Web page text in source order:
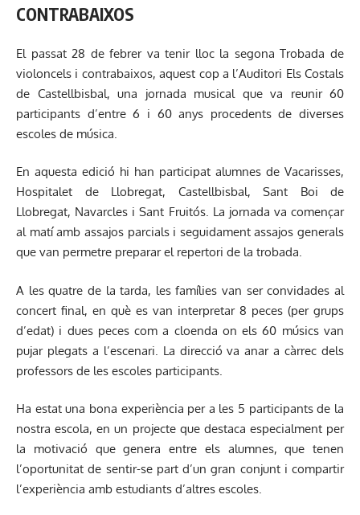
CONTRABAIXOS
El passat 28 de febrer va tenir lloc la segona Trobada de
violoncels i contrabaixos, aquest cop a l’Auditori Els Costals
de Castellbisbal, una jornada musical que va reunir 60
participants d’entre 6 i 60 anys procedents de diverses
escoles de música.
En aquesta edició hi han participat alumnes de Vacarisses,
Hospitalet de Llobregat, Castellbisbal, Sant Boi de
Llobregat, Navarcles i Sant Fruitós. La jornada va començar
al matí amb assajos parcials i seguidament assajos generals
que van permetre preparar el repertori de la trobada.
A les quatre de la tarda, les famílies van ser convidades al
concert final, en què es van interpretar 8 peces (per grups
d’edat) i dues peces com a cloenda on els 60 músics van
pujar plegats a l’escenari. La direcció va anar a càrrec dels
professors de les escoles participants.
Ha estat una bona experiència per a les 5 participants de la
nostra escola, en un projecte que destaca especialment per
la motivació que genera entre els alumnes, que tenen
l’oportunitat de sentir-se part d’un gran conjunt i compartir
l’experiència amb estudiants d’altres escoles.